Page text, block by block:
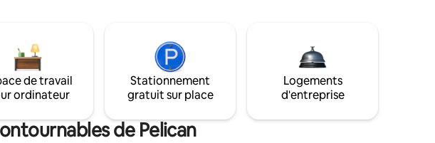
de travail
ordinateur
Stationnement
gratuit sur place
Logements
d'entreprise
de Pelican